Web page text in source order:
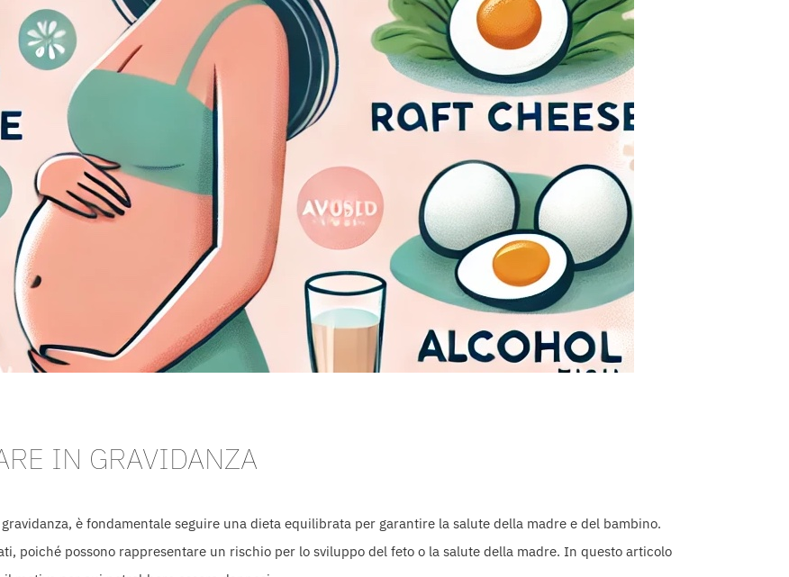
IN GRAVIDANZA
è fondamentale seguire una dieta equilibrata per garantire la salute della madre e del bambino.
poiché possono rappresentare un rischio per lo sviluppo del feto o la salute della madre. In questo articolo